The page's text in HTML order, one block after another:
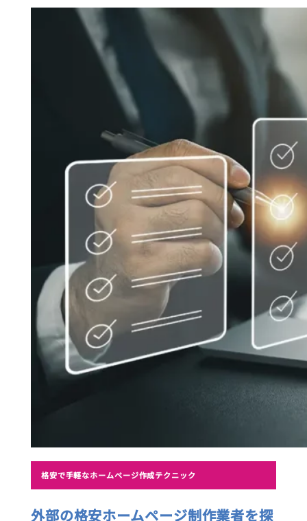
格安で手軽なホームページ作成テクニック
外部の格安ホームページ制作業者を探